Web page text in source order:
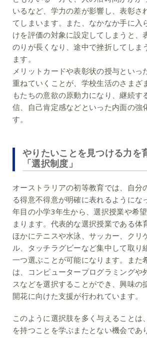
いるなど、学力の差が影響し、表彰さ
てしまいます。また、なかなか手に入
けを評価の対象に設定してしまうと、
のりが長くなり、途中で挫折してしま
ます。
メリットカードや表彰状の授与といっ
重ねていくことが、学校生活のさまざ
もたちの意欲の原動力になり、継続す
信、自己肯定感などといった内面の強
す。
やりたいことを見つける力を
「選択制度」
オーストラリアの初等教育では、自分
る得意不得意が明確に表れるようにな
年目の小学3年生から、選択授業や希
まります。代表的な選択授業である体
ほかにテニスや水泳、サッカー、クリ
ル、タッチラグビーなど集中して取り
一つ選ぶことが可能になります。また
は、コンピュータープログラミングや
スなどを選択することができ、興味の
開花に向けた支援が行われています。
このように選択肢を多く与えることは
を持つことを学ぶまたとない機会であ